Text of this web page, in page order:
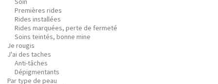
Premières rides
Rides installées
Rides marquées, perte de fermeté
Soins teintés, bonne mine
Je rougis
J'ai des taches
Anti-tâches
Dépigmentants
Par type de peau